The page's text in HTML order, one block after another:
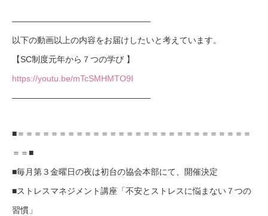
————————————————–
以下の動画以上の内容をお届けしたいと考えています。
【SC制度元年から７つの学び 】
https://youtu.be/mTcSMHMTO9I
————————————————–
■＝＝＝＝＝＝＝＝＝＝＝＝＝＝＝＝＝＝＝＝＝＝＝＝＝＝＝＝
＝＝■
■毎月第３金曜日の夜は初台の協会本部にて、開催決定
■ストレスマネジメント講座「不安とストレスに悩まない７つの
習慣」